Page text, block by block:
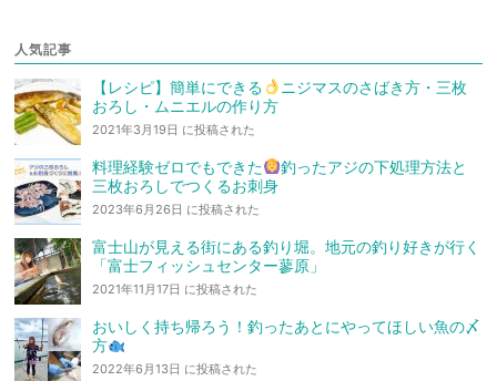
人気記事
【レシピ】簡単にできる
ニジマスのさばき方・三枚
おろし・ムニエルの作り方
2021年3月19日 に投稿された
料理経験ゼロでもできた
釣ったアジの下処理方法と
三枚おろしでつくるお刺身
2023年6月26日 に投稿された
富士山が見える街にある釣り堀。地元の釣り好きが行く
「富士フィッシュセンター蓼原」
2021年11月17日 に投稿された
おいしく持ち帰ろう！釣ったあとにやってほしい魚の〆
方
2022年6月13日 に投稿された